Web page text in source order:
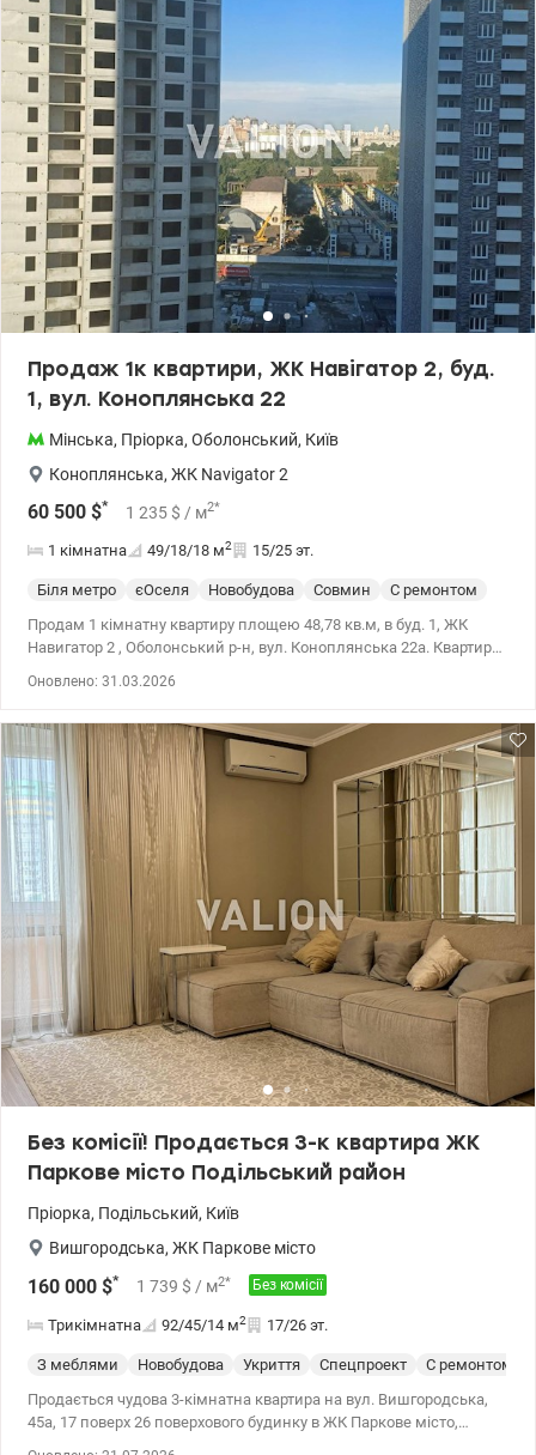
вільна. Будинок утеплений зовні. Вбудована кухня та техніка, 2
санвузли, у кожному – бойлер. Підлоги з підігрівом (кухня та
коридор), ламінат, плитка, кондиціонери. Чистий під'їзд на
поверсі всього 5 квартир. Консьєрж, ОСББ. Один власник, у
власності понад 3 роки. Поруч школи, дитячі садки, магазини,
зручна транспортна розв'язка. Телефонуйте та домовимося на
перегляд! Ціна 155000 у.о. Ольга 0639788380
www.valion.ua/1131369
Продаж 1к квартири, ЖК Навігатор 2, буд.
1, вул. Коноплянська 22
Мінська, Пріорка, Оболонський, Київ
Коноплянська, ЖК Navigator 2
60 500 $* 1 235 $ / м2*
1 кімнатна 49/18/18 м2 15/25 эт.
Біля метро єОселя Новобудова Совмин
С ремонтом
Продам 1 кімнатну квартиру площею 48,78 кв.м, в буд. 1, ЖК
Навигатор 2 , Оболонський р-н, вул. Коноплянська 22а. Квартира
з двокамерними склопакетами. Будинок введений в
експлуатацію, надана поштова адреса. Комплекс має свою
інфраструктура: магазин, кав'ярня, поступово будуть
відкриватися інші. Поруч ТРЦ Караван, дитячий садок, школа, ,
паркінг. Зручна транспортна розв'язка, метро Мінська 10 хвилин
на транспорті. Ціна 60500 у.о., тел. 0638531421, 0685971143,
valion.ua/1113986
Оновлено: 31.03.2026
Без комісії! Продається 3-к квартира ЖК
Паркове місто Подільський район
Пріорка, Подільський, Київ
Вишгородська, ЖК Паркове місто
160 000 $* 1 739 $ / м2* Без комісії
Трикімнатна 92/45/14 м2 17/26 эт.
З меблями Новобудова Укриття Спецпроект
С ремонтом
Продається чудова 3-кімнатна квартира на вул. Вишгородська,
45а, 17 поверх 26 поверхового будинку в ЖК Паркове місто,